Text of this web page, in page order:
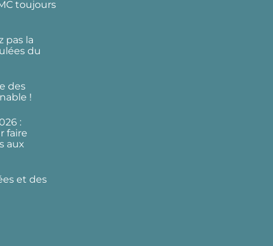
toujours
pas la
du
des
!
:
faire
aux
et des